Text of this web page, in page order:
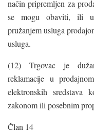
način pripremljen za
se mogu obaviti, ili
pružanjem usluga
usluga.
(12) Trgovac je
reklamacije u
elektronskih sredstava
zakonom ili posebnim
Član 14